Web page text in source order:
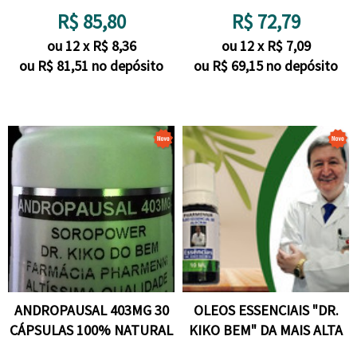
R$ 85,80
ou 12x R$ 8,36
ou R$ 81,51 no depósito
R$ 72,79
ou 12x R$ 7,09
ou R$ 69,15 no depósito
ANDROPAUSAL 403MG 30
CÁPSULAS 100% NATURAL
OLEOS ESSENCIAIS "DR.
KIKO BEM" DA MAIS ALTA